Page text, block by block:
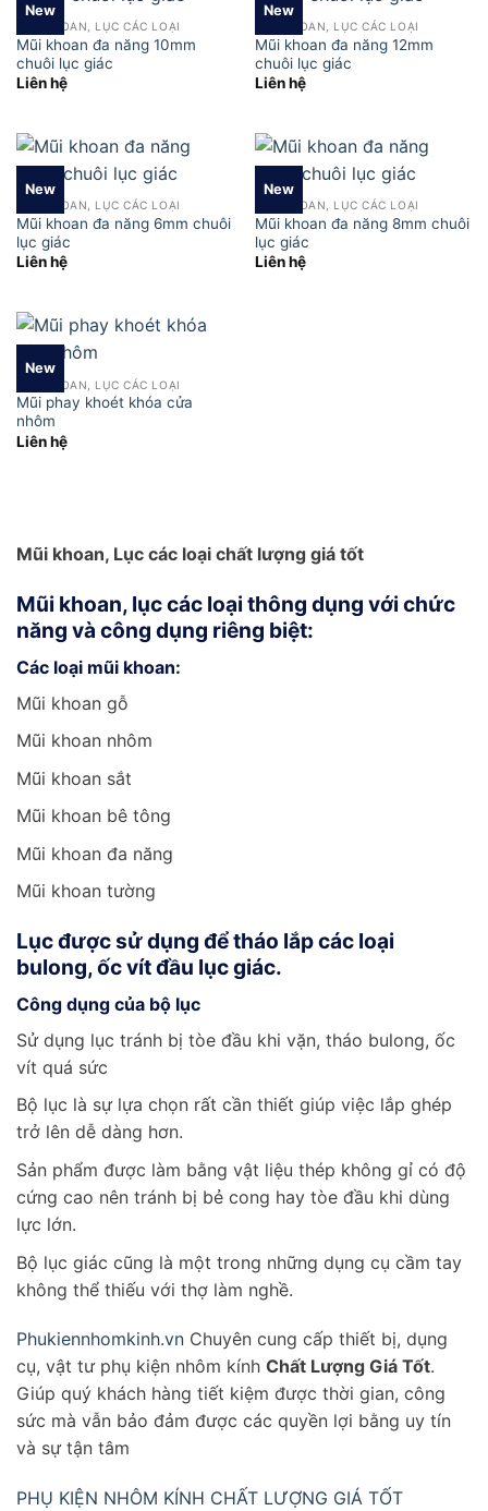
New
MŨI KHOAN, LỤC CÁC LOẠI
Mũi khoan đa năng 10mm
chuôi lục giác
Liên hệ
New
MŨI KHOAN, LỤC CÁC LOẠI
Mũi khoan đa năng 12mm
chuôi lục giác
Liên hệ
New
MŨI KHOAN, LỤC CÁC LOẠI
Mũi khoan đa năng 6mm chuôi
lục giác
Liên hệ
New
MŨI KHOAN, LỤC CÁC LOẠI
Mũi khoan đa năng 8mm chuôi
lục giác
Liên hệ
New
MŨI KHOAN, LỤC CÁC LOẠI
Mũi phay khoét khóa cửa
nhôm
Liên hệ
Mũi khoan, Lục các loại chất lượng giá tốt
Mũi khoan, lục các loại thông dụng với chức
năng và công dụng riêng biệt:
Các loại mũi khoan:
Mũi khoan gỗ
Mũi khoan nhôm
Mũi khoan sắt
Mũi khoan bê tông
Mũi khoan đa năng
Mũi khoan tường
Lục được sử dụng để tháo lắp các loại
bulong, ốc vít đầu lục giác.
Công dụng của bộ lục
Sử dụng lục tránh bị tòe đầu khi vặn, tháo bulong, ốc
vít quá sức
Bộ lục là sự lựa chọn rất cần thiết giúp việc lắp ghép
trở lên dễ dàng hơn.
Sản phẩm được làm bằng vật liệu thép không gỉ có độ
cứng cao nên tránh bị bẻ cong hay tòe đầu khi dùng
lực lớn.
Bộ lục giác cũng là một trong những dụng cụ cầm tay
không thể thiếu với thợ làm nghề.
Phukiennhomkinh.vn Chuyên cung cấp thiết bị, dụng
cụ, vật tư phụ kiện nhôm kính Chất Lượng Giá Tốt.
Giúp quý khách hàng tiết kiệm được thời gian, công
sức mà vẫn bảo đảm được các quyền lợi bằng uy tín
và sự tận tâm
PHỤ KIỆN NHÔM KÍNH CHẤT LƯỢNG GIÁ TỐT